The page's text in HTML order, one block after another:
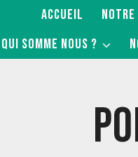
ACCUEIL
QUI SOMME NOUS ?